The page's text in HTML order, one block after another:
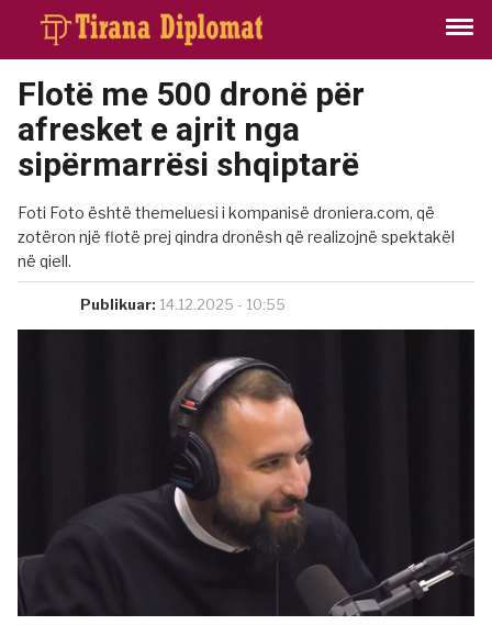
Flotë me 500 dronë për
afresket e ajrit nga
sipërmarrësi shqiptarë
Foti Foto është themeluesi i kompanisë droniera.com, që
zotëron një flotë prej qindra dronësh që realizojnë spektakël
në qiell.
Publikuar: 14.12.2025 - 10:55